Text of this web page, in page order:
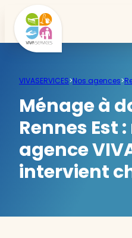
VIVASERVICES>Nos agences>
Ménage à
Rennes Est :
agence
intervient